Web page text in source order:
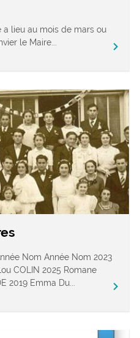
a lieu au mois de mars ou
le Maire...
chevron_right
Nom Année Nom 2023
COLIN 2025 Romane
2019 Emma Du...
chevron_right